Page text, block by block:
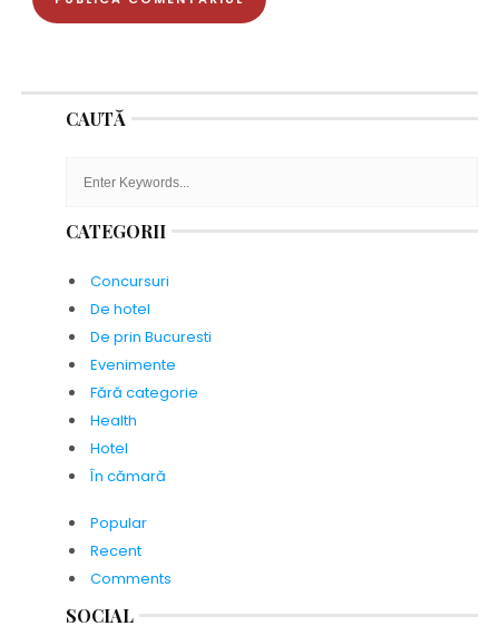
CAUTĂ
CATEGORII
Concursuri
De hotel
De prin Bucuresti
Evenimente
Fără categorie
Health
Hotel
În cămară
Popular
Recent
Comments
SOCIAL